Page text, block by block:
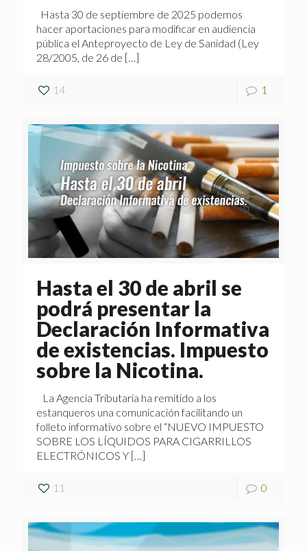
Hasta 30 de septiembre de 2025 podemos
hacer aportaciones para modificar en audiencia
pública el Anteproyecto de Ley de Sanidad (Ley
28/2005, de 26 de […]
14 1
Hasta el 30 de abril se
podrá presentar la
Declaración Informativa
de existencias. Impuesto
sobre la Nicotina.
La Agencia Tributaria ha remitido a los
estanqueros una comunicación facilitando un
folleto informativo sobre el “NUEVO IMPUESTO
SOBRE LOS LÍQUIDOS PARA CIGARRILLOS
ELECTRÓNICOS Y […]
11 0